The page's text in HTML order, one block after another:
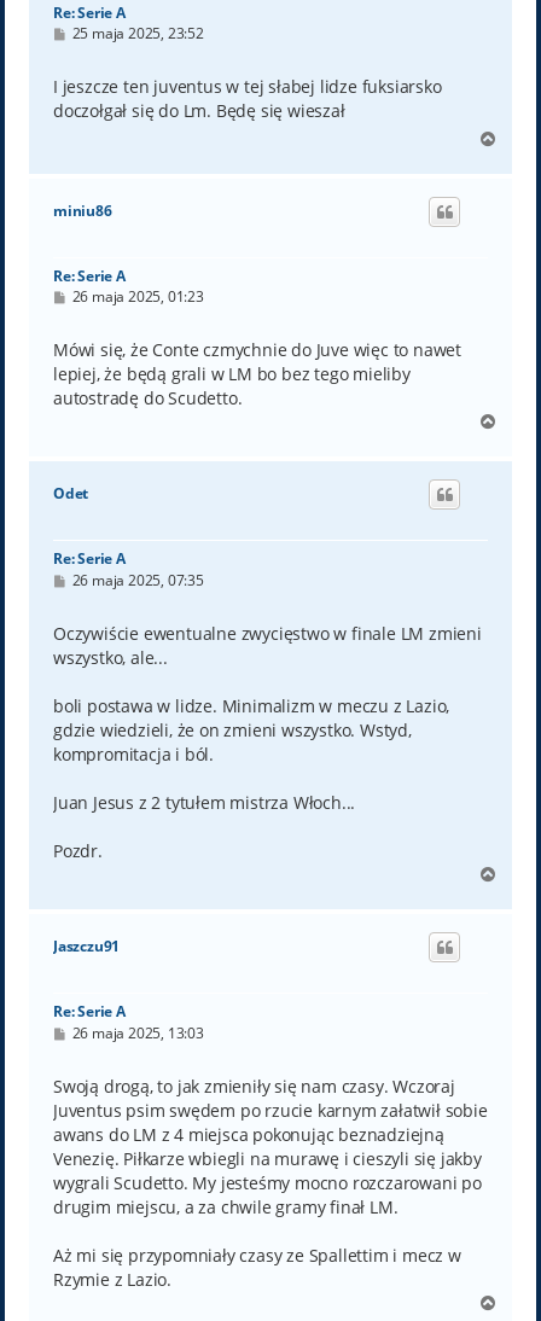
Re: Serie A
P
t
25 maja 2025, 23:52
I jeszcze ten juventus w tej słabej lidze fuksiarsko
doczołgał się do Lm. Będę się wieszał
g
miniu86
Re: Serie A
P
t
26 maja 2025, 01:23
Mówi się, że Conte czmychnie do Juve więc to nawet
lepiej, że będą grali w LM bo bez tego mieliby
autostradę do Scudetto.
g
Odet
Re: Serie A
P
t
26 maja 2025, 07:35
Oczywiście ewentualne zwycięstwo w finale LM zmieni
wszystko, ale...
boli postawa w lidze. Minimalizm w meczu z Lazio,
gdzie wiedzieli, że on zmieni wszystko. Wstyd,
kompromitacja i ból.
Juan Jesus z 2 tytułem mistrza Włoch...
Pozdr.
g
Jaszczu91
Re: Serie A
P
t
26 maja 2025, 13:03
Swoją drogą, to jak zmieniły się nam czasy. Wczoraj
Juventus psim swędem po rzucie karnym załatwił sobie
awans do LM z 4 miejsca pokonując beznadziejną
Venezię. Piłkarze wbiegli na murawę i cieszyli się jakby
wygrali Scudetto. My jesteśmy mocno rozczarowani po
drugim miejscu, a za chwile gramy finał LM.
Aż mi się przypomniały czasy ze Spallettim i mecz w
Rzymie z Lazio.